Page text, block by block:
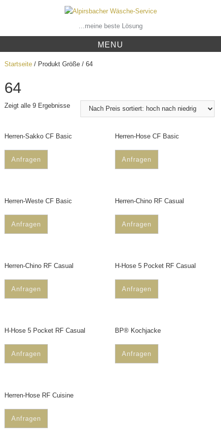
…meine beste Lösung
MENU
Startseite/ Produkt Größe / 64
64
Zeigt alle 9 Ergebnisse
Herren-Sakko CF Basic
Anfragen
Herren-Hose CF Basic
Anfragen
Herren-Weste CF Basic
Anfragen
Herren-Chino RF Casual
Anfragen
Herren-Chino RF Casual
Anfragen
H-Hose 5 Pocket RF Casual
Anfragen
H-Hose 5 Pocket RF Casual
Anfragen
BP® Kochjacke
Anfragen
Herren-Hose RF Cuisine
Anfragen